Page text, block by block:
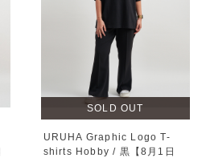
SOLD OUT
URUHA Graphic Logo T-
shirts Hobby / 黒【8月1日